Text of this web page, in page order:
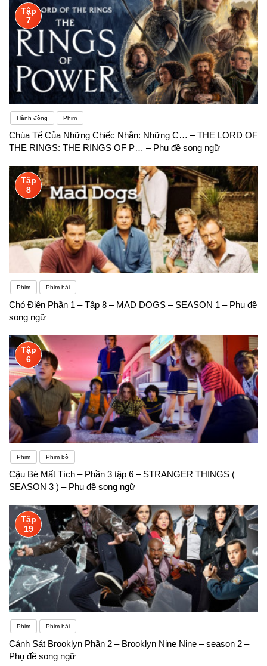
Tập
7
Hành động Phim
Chúa Tể Của Những Chiếc Nhẫn: Những C… – THE LORD OF
THE RINGS: THE RINGS OF P… – Phụ đề song ngữ
Tập
8
Phim Phim hài
Chó Điên Phần 1 – Tập 8 – MAD DOGS – SEASON 1 – Phụ đề
song ngữ
Tập
6
Phim Phim bộ
Cậu Bé Mất Tích – Phần 3 tập 6 – STRANGER THINGS (
SEASON 3 ) – Phụ đề song ngữ
Tập
19
Phim Phim hài
Cảnh Sát Brooklyn Phần 2 – Brooklyn Nine Nine – season 2 –
Phụ đề song ngữ